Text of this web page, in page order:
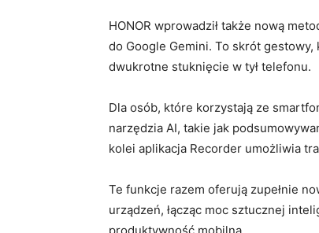
HONOR wprowadził także nową
do Google Gemini. To skrót
dwukrotne stuknięcie w tył telefonu.
Dla osób, które korzystają ze
narzędzia AI, takie jak
kolei aplikacja Recorder umożliwia
Te funkcje razem oferują zupełnie
urządzeń, łącząc moc sztucznej